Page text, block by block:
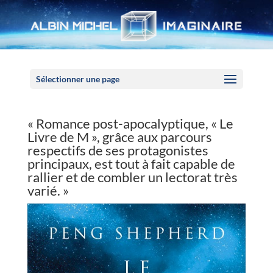
Sélectionner une page
« Romance post-apocalyptique, « Le
Livre de M », grâce aux parcours
respectifs de ses protagonistes
principaux, est tout à fait capable de
rallier et de combler un lectorat très
varié. »
Panneau de gestion des cookies